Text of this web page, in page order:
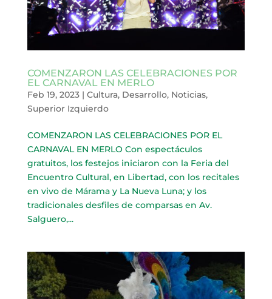
COMENZARON LAS CELEBRACIONES POR
EL CARNAVAL EN MERLO
Feb 19, 2023| Cultura, Desarrollo, Noticias,
Superior Izquierdo
COMENZARON LAS CELEBRACIONES POR EL
CARNAVAL EN MERLO Con espectáculos
gratuitos, los festejos iniciaron con la Feria del
Encuentro Cultural, en Libertad, con los recitales
en vivo de Márama y La Nueva Luna; y los
tradicionales desfiles de comparsas en Av.
Salguero,...